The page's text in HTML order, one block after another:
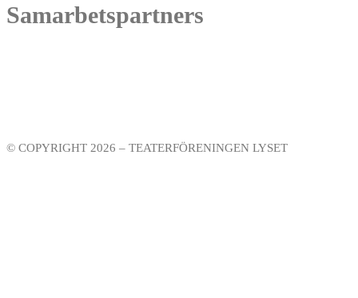
Samarbetspartners
© COPYRIGHT 2026 – TEATERFÖRENINGEN LYSET